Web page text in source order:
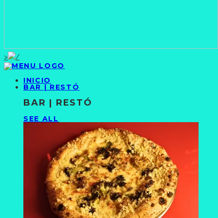
>
INICIO
BAR | RESTÓ
BAR | RESTÓ
SEE ALL